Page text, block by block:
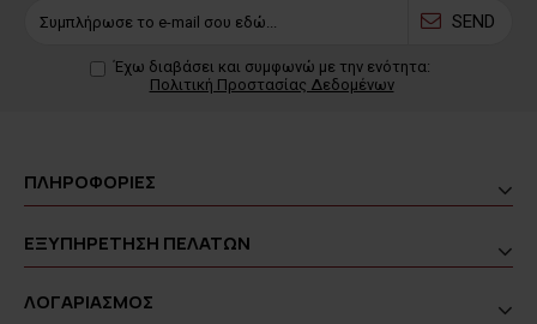
SEND
Έχω διαβάσει και συμφωνώ με την ενότητα:
Πολιτική Προστασίας Δεδομένων
ΠΛΗΡΟΦΟΡΙΕΣ
ΕΞΥΠΗΡΕΤΗΣΗ ΠΕΛΑΤΩΝ
ΛΟΓΑΡΙΑΣΜΟΣ